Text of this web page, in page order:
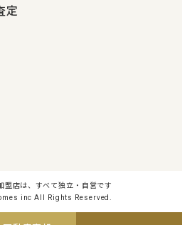
定
盟店は、すべて独立・自営です
inc All Rights Reserved.